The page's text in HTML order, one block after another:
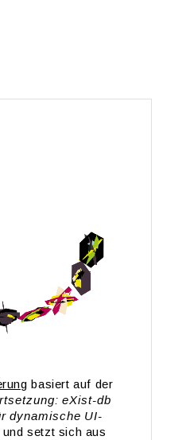
ba­siert auf der
eXist-db
dy­na­mi­sche UI-
und setzt sich aus